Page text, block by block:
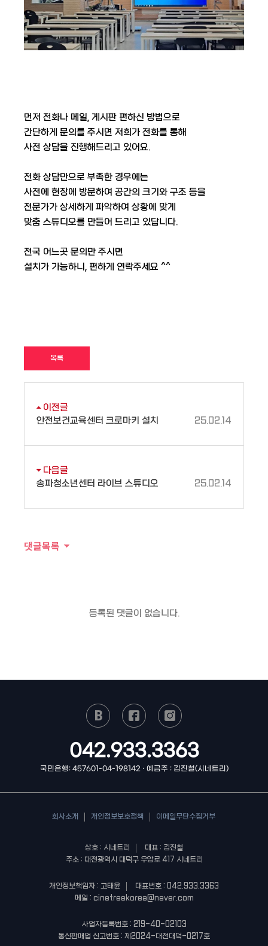
먼저 전화나 메일, 게시판 편하신 방법으로
간단하게 문의를 주시면 저희가 전화를 통해
사전 상담을 진행해드리고 있어요.
​ 전화 상담만으로 부족한 경우에는
사전에 현장에 방문하여 공간의 크기와 구조 등을
전문가가 상세하게 파악하여 상황에 맞게
맞춤 스튜디오를 만들어 드리고 있답니다.
​ 전국 어느곳 문의만 주시면
설치가 가능하니, 편하게 연락주세요 ^^
목록
이전글
안전보건교육센터 크로마키 설치
25.02.14
다음글
송파청소년센터 라이브 스튜디오
25.02.14
댓글목록
등록된 댓글이 없습니다.
042.933.3363
국민은행: 457601-04-198142 · 예금주 : 김진철(시네트리)
회사소개 개인정보보호정책 이메일무단수집거부
상호 : 시네트리
대표 : 김진철
주소 : 대전광역시 대덕구 우암로 417 시네트리
개인정보책임자 : 고태윤
대표번호 : 042.933.3363
메일 : cinetreekorea@naver.com
사업자등록번호 : 219-40-02103
통신판매업 신고번호 : 제2024-대전대덕-0217호